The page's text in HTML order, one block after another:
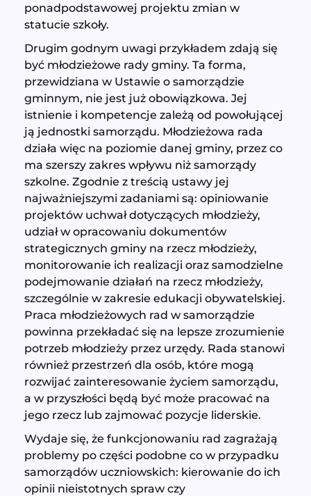
ponadpodstawowej projektu zmian w
statucie szkoły.
Drugim godnym uwagi przykładem zdają się
być młodzieżowe rady gminy. Ta forma,
przewidziana w Ustawie o samorządzie
gminnym, nie jest już obowiązkowa. Jej
istnienie i kompetencje zależą od powołującej
ją jednostki samorządu. Młodzieżowa rada
działa więc na poziomie danej gminy, przez co
ma szerszy zakres wpływu niż samorządy
szkolne. Zgodnie z treścią ustawy jej
najważniejszymi zadaniami są: opiniowanie
projektów uchwał dotyczących młodzieży,
udział w opracowaniu dokumentów
strategicznych gminy na rzecz młodzieży,
monitorowanie ich realizacji oraz samodzielne
podejmowanie działań na rzecz młodzieży,
szczególnie w zakresie edukacji obywatelskiej.
Praca młodzieżowych rad w samorządzie
powinna przekładać się na lepsze zrozumienie
potrzeb młodzieży przez urzędy. Rada stanowi
również przestrzeń dla osób, które mogą
rozwijać zainteresowanie życiem samorządu,
a w przyszłości będą być może pracować na
jego rzecz lub zajmować pozycje liderskie.
Wydaje się, że funkcjonowaniu rad zagrażają
problemy po części podobne co w przypadku
samorządów uczniowskich: kierowanie do ich
opinii nieistotnych spraw czy